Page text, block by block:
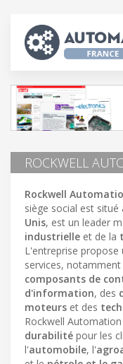
ROCKWELL
Rockwell
siège social est situé
Unis, est un leader
industrielle et de la
L'entreprise
services, notamment
composants de
d'information, des
moteurs et des
Rockwell
durabilité pour les
l'automobile, l'